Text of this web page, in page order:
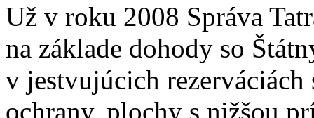
Už v roku 2008 Správa
na základe dohody so
v jestvujúcich
ochrany, plochy s nižšou